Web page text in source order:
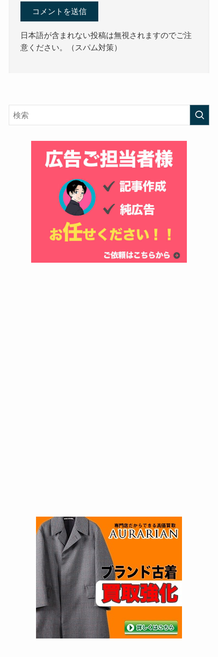
日本語が含まれない投稿は無視されますのでご注
意ください。（スパム対策）